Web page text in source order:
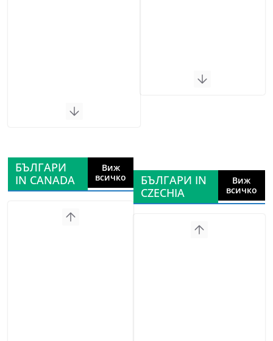
БЪЛГАРИ
IN CANADA
Виж
всичко
БЪЛГАРИ IN
CZECHIA
Виж
всичко